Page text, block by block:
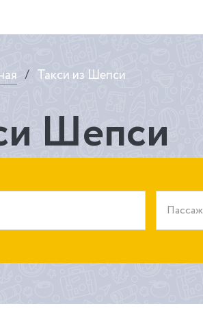
/ Такси из Шепси
Шепси